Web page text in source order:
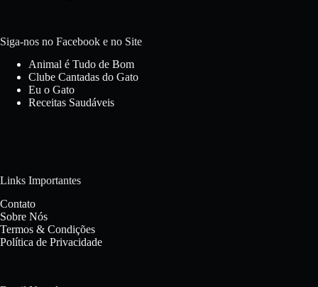
Siga-nos no Facebook e no Site
Animal é Tudo de Bom
Clube Cantadas do Gato
Eu o Gato
Receitas Saudáveis
Links Importantes
Contato
Sobre Nós
Termos & Condições
Política de Privacidade